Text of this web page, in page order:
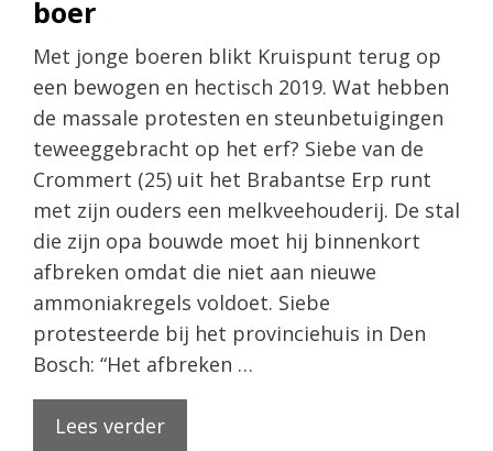
boer
Met jonge boeren blikt Kruispunt terug op
een bewogen en hectisch 2019. Wat hebben
de massale protesten en steunbetuigingen
teweeggebracht op het erf? Siebe van de
Crommert (25) uit het Brabantse Erp runt
met zijn ouders een melkveehouderij. De stal
die zijn opa bouwde moet hij binnenkort
afbreken omdat die niet aan nieuwe
ammoniakregels voldoet. Siebe
protesteerde bij het provinciehuis in Den
Bosch: “Het afbreken …
Lees verder